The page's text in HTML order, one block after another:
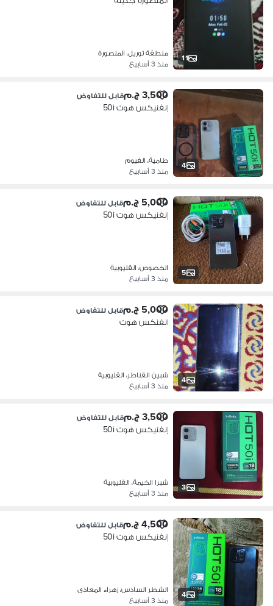
11
منطقة توريل، المنصورة
منذ 3 أسابيع
4
3,500 ج.م قابل للتفاوض
إنفنيكس هوت 50i
طامية، الفيوم
منذ 3 أسابيع
5
5,000 ج.م قابل للتفاوض
إنفنيكس هوت 50i
الخصوص، القليوبية
منذ 3 أسابيع
4
5,000 ج.م قابل للتفاوض
انفنكس هوت
شبين القناطر، القليوبية
منذ 3 أسابيع
3
3,500 ج.م قابل للتفاوض
إنفنيكس هوت 50i
شبرا الخيمة، القليوبية
منذ 3 أسابيع
4
4,500 ج.م قابل للتفاوض
إنفنيكس هوت 50i
الشطر السادس، زهراء المعادى
منذ 3 أسابيع